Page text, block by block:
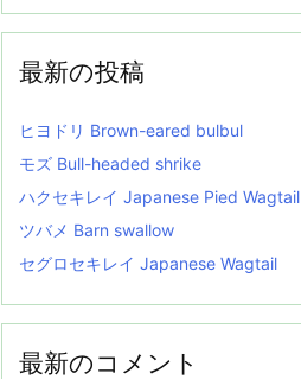
最新の投稿
ヒヨドリ Brown-eared bulbul
モズ Bull-headed shrike
ハクセキレイ Japanese Pied Wagtail
ツバメ Barn swallow
セグロセキレイ Japanese Wagtail
最新のコメント